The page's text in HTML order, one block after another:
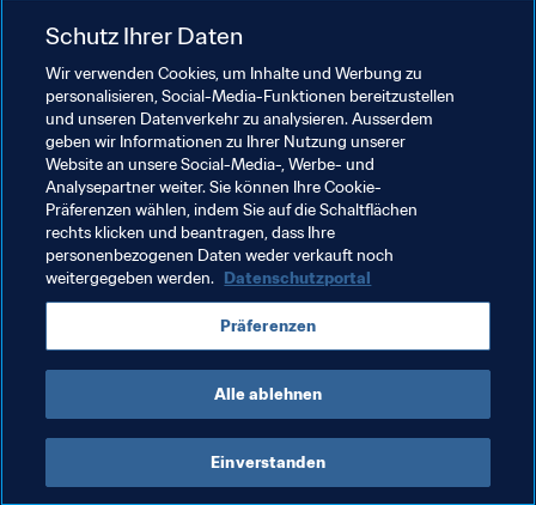
Christine Sinclair kennen und nahm ein Selfie mit ihr auf.
Die Begegnung inspirierte sie dazu, sich bei der
Academia de Futebol Alto da Colina anzumelden, einer
bekannten Fussballschule der Region. Ihre Schwester
Grace folgte ihrem Beispiel einige Monate später,
sodass die beiden jetzt gemeinsam auf dem Platz
Erfahrung sammeln.
"Die eine ist Torhüterin, die andere Außenbahnspielerin.
Beide würden gern eines Tages für die kanadische
Nationalmannschaft spielen", meint der Vater der beiden
Mädchen. Träume entspringen der Vorstellungskraft und
werden beharrlich verfolgt. Auch an der Algarve.
Schutz Ihrer Daten
Wir verwenden Cookies, um Inhalte und Werbung zu
personalisieren, Social-Media-Funktionen bereitzustellen
und unseren Datenverkehr zu analysieren. Ausserdem
geben wir Informationen zu Ihrer Nutzung unserer
Website an unsere Social-Media-, Werbe- und
Analysepartner weiter. Sie können Ihre Cookie-
Präferenzen wählen, indem Sie auf die Schaltflächen
rechts klicken und beantragen, dass Ihre
personenbezogenen Daten weder verkauft noch
weitergegeben werden. Datenschutzportal
Präferenzen
Alle ablehnen
Einverstanden